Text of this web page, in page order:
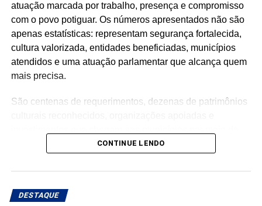
atuação marcada por trabalho, presença e compromisso
com o povo potiguar. Os números apresentados não são
apenas estatísticas: representam segurança fortalecida,
cultura valorizada, entidades beneficiadas, municípios
atendidos e uma atuação parlamentar que alcança quem
mais precisa.
São centenas de requerimentos, dezenas de patrimônios
emendas parlamentares. Um trabalho que demonstra que
ações concretas e resultados que reforçam seu
CONTINUE LENDO
DESTAQUE